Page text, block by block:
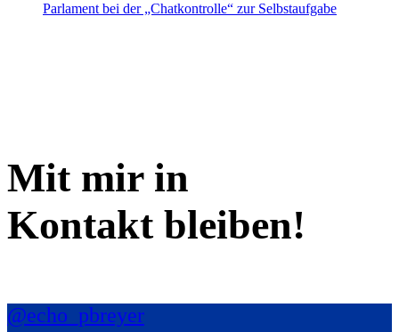
Parlament bei der „Chatkontrolle“ zur Selbstaufgabe
Mit mir in
Kontakt bleiben!
@echo_pbreyer